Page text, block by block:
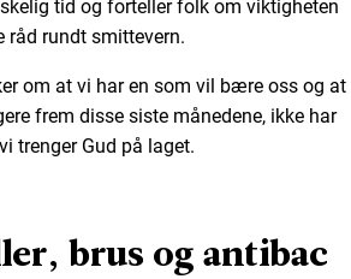
tid og forteller folk om viktigheten
råd rundt smittevern.
om at vi har en som vil bære oss og at
frem disse siste månedene, ikke har
trenger Gud på laget.
brus og antibac